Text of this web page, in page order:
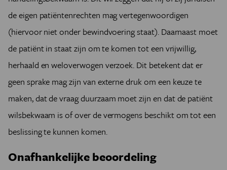
de eigen patiëntenrechten mag vertegenwoordigen
(hiervoor niet onder bewindvoering staat). Daarnaast moet
de patiënt in staat zijn om te komen tot een vrijwillig,
herhaald en weloverwogen verzoek. Dit betekent dat er
geen sprake mag zijn van externe druk om een keuze te
maken, dat de vraag duurzaam moet zijn en dat de patiënt
wilsbekwaam is of over de vermogens beschikt om tot een
beslissing te kunnen komen.
Onafhankelijke beoordeling